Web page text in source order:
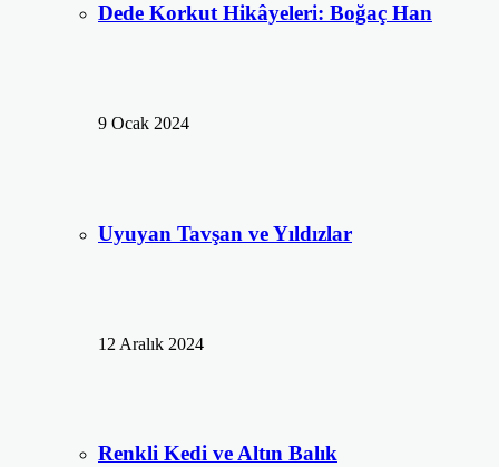
Dede Korkut Hikâyeleri: Boğaç Han
9 Ocak 2024
Uyuyan Tavşan ve Yıldızlar
12 Aralık 2024
Renkli Kedi ve Altın Balık